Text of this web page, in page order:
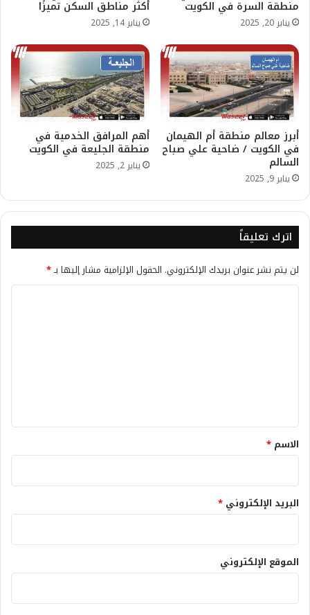
منطقة السرة في الكويت
يناير 20, 2025
أكثر مناطق السكن تميزًا
يناير 14, 2025
أبرز معالم منطقة أم الهيمان
في الكويت / ضاحية علي صباح
السالم
يناير 9, 2025
أهم المرافق الخدمية في
منطقة الجليعة في الكويت
يناير 2, 2025
اترك تعليقاً
لن يتم نشر عنوان بريدك الإلكتروني. الحقول الإلزامية مشار إليها بـ*
*
الاسم *
البريد الإلكتروني *
الموقع الإلكتروني